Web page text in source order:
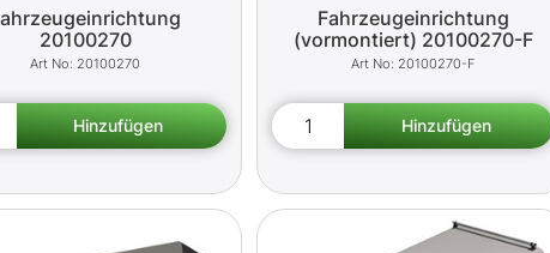
20100270
20100270
Fahrzeugeinrichtung
(vormontiert) 20100270-F
20100270-F